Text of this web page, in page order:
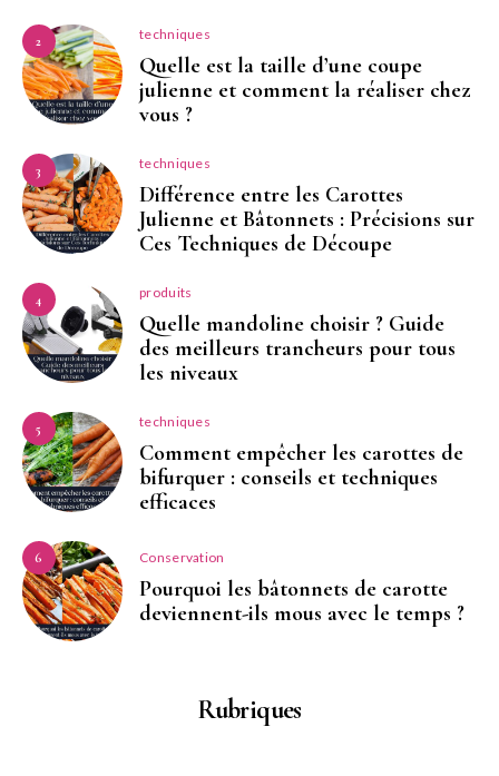
2 techniques
Quelle est la taille d’une coupe
julienne et comment la réaliser chez
vous ?
3 techniques
Différence entre les Carottes
Julienne et Bâtonnets : Précisions sur
Ces Techniques de Découpe
4 produits
Quelle mandoline choisir ? Guide
des meilleurs trancheurs pour tous
les niveaux
5 techniques
Comment empêcher les carottes de
bifurquer : conseils et techniques
efficaces
6 Conservation
Pourquoi les bâtonnets de carotte
deviennent-ils mous avec le temps ?
Rubriques